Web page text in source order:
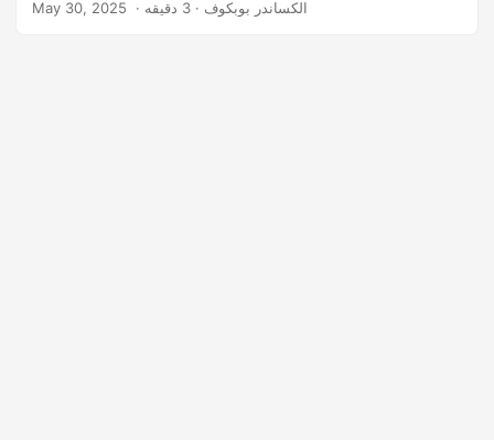
May 30, 2025 ‎ · الکساندر بوبکوف · 3 دقیقه